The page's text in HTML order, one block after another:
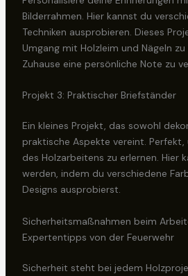
Bilderrahmen. Hier kannst du
Techniken ausprobieren. Dieses
Umgang mit Holzleim und Nägeln
Zuhause eine persönliche Note zu
Projekt 3: Praktischer Briefständer
Ein kleines Projekt, das sowohl
praktische Aspekte vereint.
des Holzarbeitens zu erlernen. Hier
werden, indem du verschiedene
Designs ausprobierst.
Sicherheitsmaßnahmen beim
Expertentipps von der Feuerwehr
Sicherheit steht bei jedem